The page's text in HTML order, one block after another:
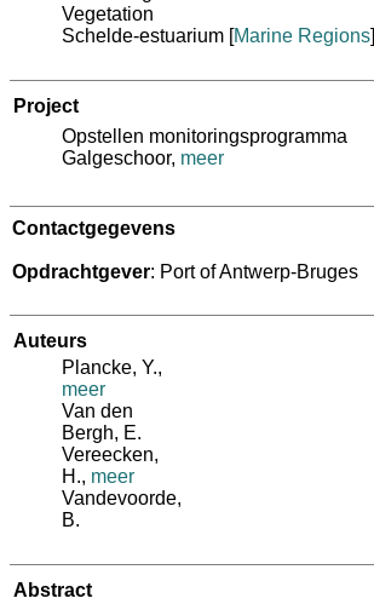
Vegetation
Schelde-estuarium [Marine Regions]
Project
Opstellen monitoringsprogramma
Galgeschoor, meer
Contactgegevens
Opdrachtgever: Port of Antwerp-Bruges
Auteurs
Plancke, Y.,
meer
Van den
Bergh, E.
Vereecken,
H., meer
Vandevoorde,
B.
Abstract